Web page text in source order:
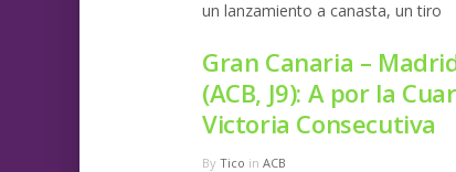
Gran Canaria –
(ACB, J9): A por la
Victoria Consecutiva
By Tico in ACB